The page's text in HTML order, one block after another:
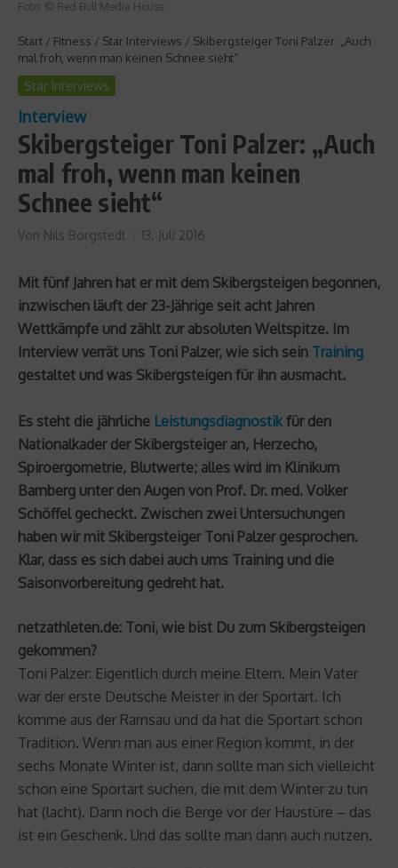
Foto: © Red Bull Media House
Start / Fitness / Star Interviews / Skibergsteiger Toni Palzer: „Auch
mal froh, wenn man keinen Schnee sieht“
Star Interviews
Interview
Skibergsteiger Toni Palzer: „Auch
mal froh, wenn man keinen
Schnee sieht“
Von Nils Borgstedt 13. Juli 2016
Mit fünf Jahren hat er mit dem Skibergsteigen begonnen,
inzwischen läuft der 23-Jährige seit acht Jahren
Wettkämpfe und zählt zur absoluten Weltspitze. Im
Interview verrät uns Toni Palzer, wie sich sein Training
gestaltet und was Skibergsteigen für ihn ausmacht.
Es steht die jährliche Leistungsdiagnostik für den
Nationalkader der Skibergsteiger an, Herzecho,
Spiroergometrie, Blutwerte; alles wird im Klinikum
Bamberg unter den Augen von Prof. Dr. med. Volker
Schöffel gecheckt. Zwischen zwei Untersuchungen
haben wir mit Skibergsteiger Toni Palzer gesprochen.
Klar, dass es sich dabei auch ums Training und die
Saisonvorbereitung gedreht hat.
netzathleten.de: Toni, wie bist Du zum Skibergsteigen
gekommen?
Toni Palzer: Eigentlich durch meine Eltern. Mein Vater
war der erste Deutsche Meister in der Sportart. Ich
komme aus der Ramsau und da hat die Sportart schon
Tradition. Wenn man aus einer Region kommt, in der
sechs Monate Winter ist, dann sollte man sich vielleicht
schon eine Sportart suchen, die mit dem Winter zu tun
hat (lacht). Dann noch die Berge vor der Haustüre – das
ist ein Geschenk. Und das sollte man dann auch nutzen.